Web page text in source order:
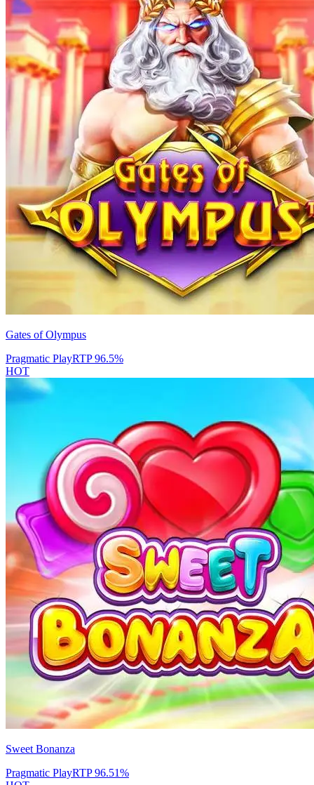
Gates of Olympus
Pragmatic PlayRTP96.5%
HOT
Sweet Bonanza
Pragmatic PlayRTP96.51%